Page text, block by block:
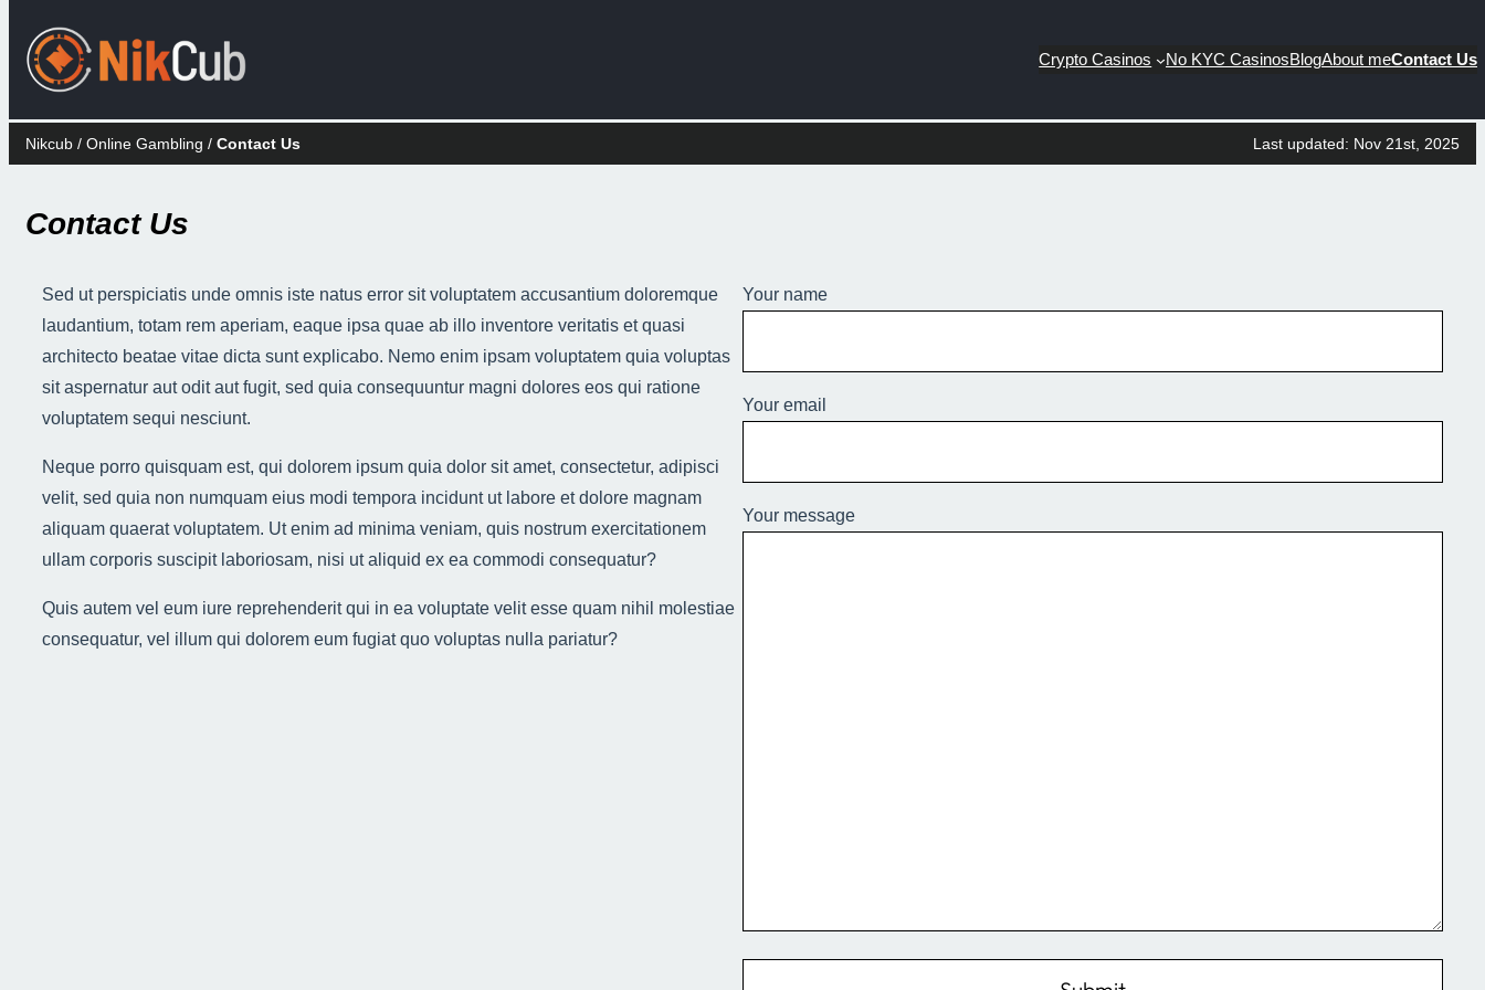
Crypto Casinos No KYC CasinosBlogAbout meContact Us
Nikcub / Online Gambling / Contact Us Last updated: Nov 21st, 2025
Contact Us
Sed ut perspiciatis unde omnis iste natus error sit voluptatem accusantium doloremque
laudantium, totam rem aperiam, eaque ipsa quae ab illo inventore veritatis et quasi
architecto beatae vitae dicta sunt explicabo. Nemo enim ipsam voluptatem quia voluptas
sit aspernatur aut odit aut fugit, sed quia consequuntur magni dolores eos qui ratione
voluptatem sequi nesciunt.
Neque porro quisquam est, qui dolorem ipsum quia dolor sit amet, consectetur, adipisci
velit, sed quia non numquam eius modi tempora incidunt ut labore et dolore magnam
aliquam quaerat voluptatem. Ut enim ad minima veniam, quis nostrum exercitationem
ullam corporis suscipit laboriosam, nisi ut aliquid ex ea commodi consequatur?
Quis autem vel eum iure reprehenderit qui in ea voluptate velit esse quam nihil molestiae
consequatur, vel illum qui dolorem eum fugiat quo voluptas nulla pariatur?
Your name
Your email
Your message